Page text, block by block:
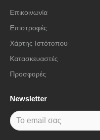
Επικοινωνία
Επιστροφές
Χάρτης Ιστότοπου
Κατασκευαστές
Προσφορές
Newsletter